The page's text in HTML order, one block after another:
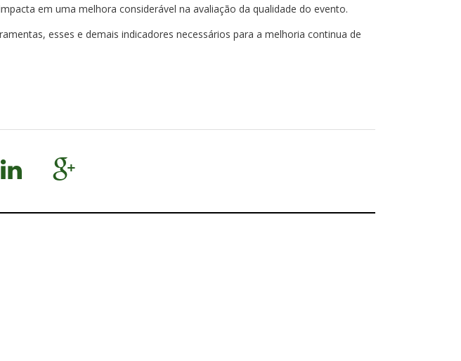
em uma melhora considerável na avaliação da qualidade do evento.
esses e demais indicadores necessários para a melhoria continua de